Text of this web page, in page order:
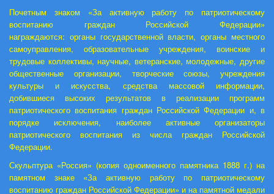
Почетным знаком «За активную работу по патриотическому
воспитанию граждан Российской Федерации»
награждаются: органы государственной власти, органы местного
самоуправления, образовательные учреждения, воинские и
трудовые коллективы, научные, ветеранские, молодежные, другие
общественные организации, творческие союзы, учреждения
культуры и искусства, средства массовой информации,
добившиеся высоких результатов в реализации программ
патриотического воспитания граждан Российской Федерации и, в
порядке исключения, наиболее активные организаторы
патриотического воспитания из числа граждан Российской
Федерации.
Скульптура «Россия» (копия одноименного памятника 1888 г.) на
памятном знаке «За активную работу по патриотическому
воспитанию граждан Российской Федерации» и на памятной медали